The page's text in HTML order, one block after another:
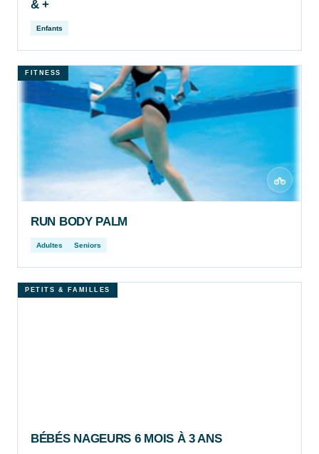
& +
Enfants
FITNESS
RUN BODY PALM
Adultes Seniors
PETITS & FAMILLES
BÉBÉS NAGEURS 6 MOIS À 3 ANS